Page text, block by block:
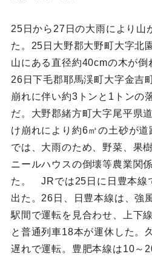
25日から27日の大雨により山
た。25日大野郡大野町大字北
山にある直径約40cmの木が倒
26日下毛郡耶馬渓町大字金吉
崩れに伴い約3トンと1トンの
だ。大野郡緒方町大字尾平県
け崩れにより約6㎥の土砂が
では、大雨のため、野菜、果
ニールハウスの倒壊等農業関
た。 JRでは25日に日豊本線
出た。26日、日豊本線は、強
駅間で運転を見合わせ、上下
と普通列車18本が運休した。
遅れで運転。豊肥本線は10～